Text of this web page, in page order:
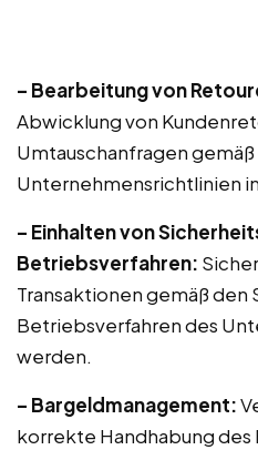
– Bearbeitung von
Abwicklung von
Umtauschanfragen
Unternehmensrichtlinien
– Einhalten von
Betriebsverfahren:
Transaktionen gemäß
Betriebsverfahren des
werden.
– Bargeldmanagement:
korrekte Handhabung des